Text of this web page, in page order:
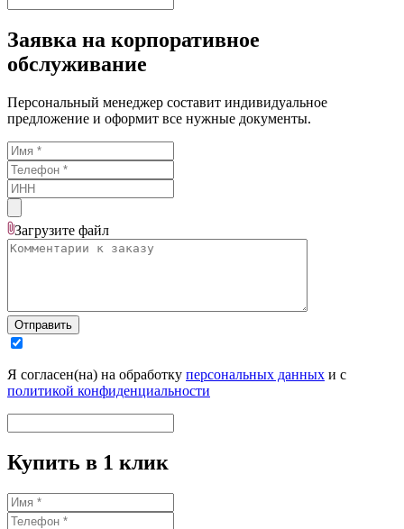
Заявка на корпоративное
обслуживание
Персональный менеджер составит индивидуальное
предложение и оформит все нужные документы.
Загрузите файл
Отправить
Я согласен(на) на обработку персональных данных и с
политикой конфиденциальности
Купить в 1 клик